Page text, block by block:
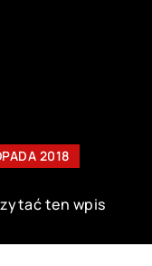
2018
ten wpis